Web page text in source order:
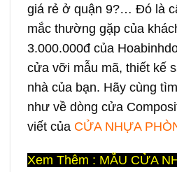
giá rẻ ở quận 9?… Đó là
mắc thường gặp của
3.000.000đ của
cửa vỡi mẫu mã, thiết kế
nhà của bạn. Hãy cùng
như về dòng cửa
viết của CỬA NHỰA
Xem Thêm : MẪU CỬA